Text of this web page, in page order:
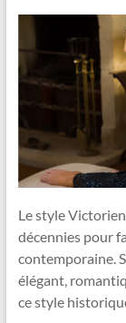
Le style
décennies pour
contemporaine.
élégant,
ce style